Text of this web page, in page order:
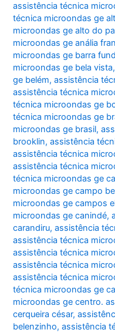
assistência técnica
técnica microondas ge
microondas ge alto do
microondas ge anália
microondas ge barra
microondas ge bela vista
ge belém,assistência
assistência técnica
técnica microondas ge
técnica microondas ge
microondas ge brasil,
brooklin,assistência
assistência técnica
assistência técnica
técnica microondas ge
microondas ge campo
microondas ge campos
microondas ge canindé,
carandiru,assistência
assistência técnica
assistência técnica
assistência técnica
assistência técnica
técnica microondas ge
microondas ge centro.
cerqueira césar,
belenzinho,assistência